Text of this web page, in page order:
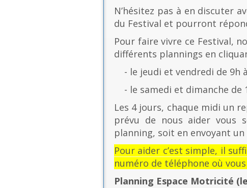
N’hésitez pas à en discuter
du Festival et pourront
Pour faire vivre ce Festival,
différents plannings en
- le jeudi et vendredi de 9h
- le samedi et dimanche de
Les 4 jours, chaque midi un
prévu de nous aider vous
planning, soit en envoyant
Pour aider c’est simple, il
numéro de téléphone où
Planning Espace Motricité